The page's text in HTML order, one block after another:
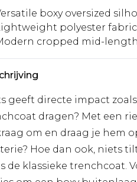
boxy oversized
polyester
cropped mid-
geeft directe impact
dragen? Met een
om en draag je hem
Hoe dan ook, niets
de klassieke trenchcoat.